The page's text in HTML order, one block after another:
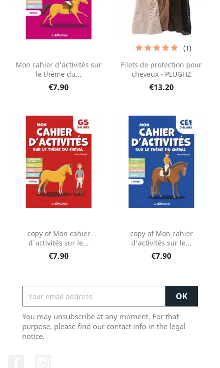
Mon cahier d'activités sur
le thème du...
€7.90
Filets de protection pour
cheveux - PLUGHZ
€13.20
(1)
copy of Mon cahier
d'activités sur le...
€7.90
copy of Mon cahier
d'activités sur le...
€7.90
You may unsubscribe at any moment. For that
purpose, please find our contact info in the legal
notice.